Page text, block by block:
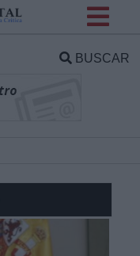
BUSCAR